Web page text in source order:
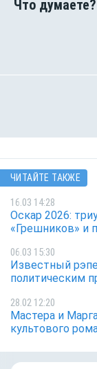
ЧИТАЙТЕ ТАКЖЕ
16.03 14:28
Оскар 2026:
«Грешников» и
06.03 15:30
Известный
политическим
28.02 12:20
Мастера и
культового